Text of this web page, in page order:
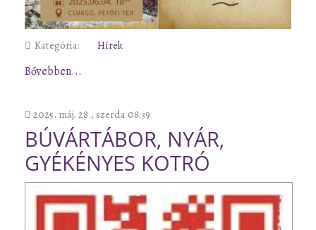
Kategória: Hírek
Bővebben...
2025. máj. 28., szerda 08:39
BÚVÁRTÁBOR, NYÁR,
GYÉKÉNYES KOTRÓ